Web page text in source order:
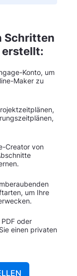
Schritten
erstellt:
Konto, um
Maker zu
Creator von
um Ihre
oder
einen privaten